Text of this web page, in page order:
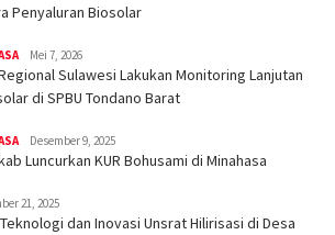
Penyaluran Biosolar
Mei 7, 2026
Sulawesi Lakukan Monitoring Lanjutan
di SPBU Tondano Barat
Desember 9, 2025
Luncurkan KUR Bohusami di Minahasa
21, 2025
dan Inovasi Unsrat Hilirisasi di Desa